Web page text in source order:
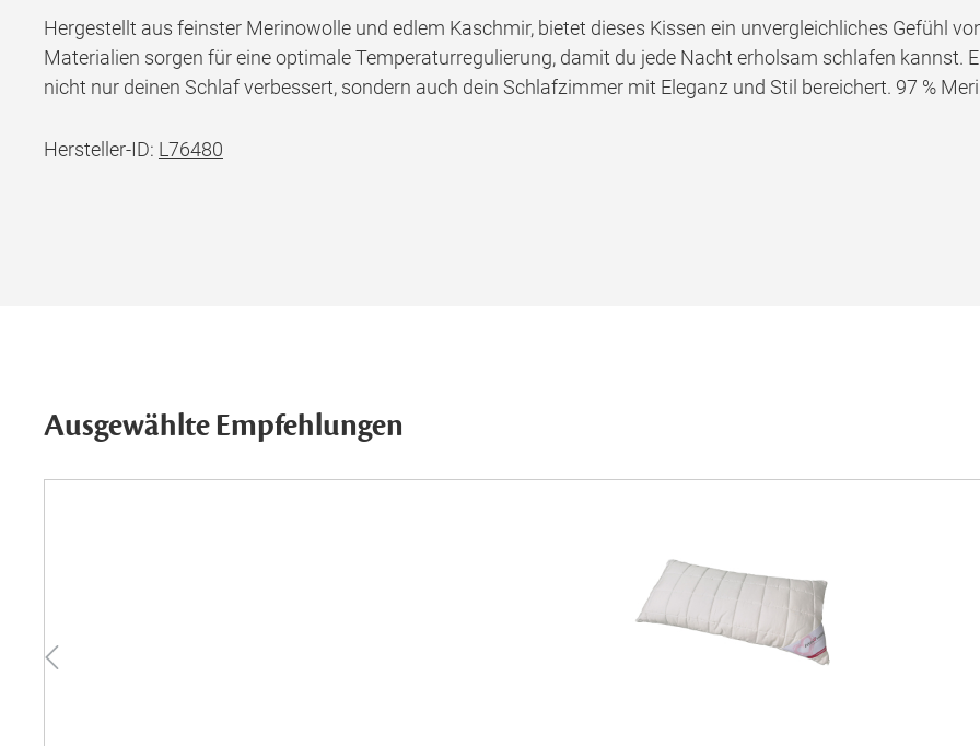
Hergestellt aus feinster Merinowolle und edlem Kaschmir, bietet dieses Kissen ein unvergleichliches Gefühl
Materialien sorgen für eine optimale Temperaturregulierung, damit du jede Nacht erholsam schlafen kannst.
nicht nur deinen Schlaf verbessert, sondern auch dein Schlafzimmer mit Eleganz und Stil bereichert. 97 %
Hersteller-ID: L76480
Ausgewählte Empfehlungen